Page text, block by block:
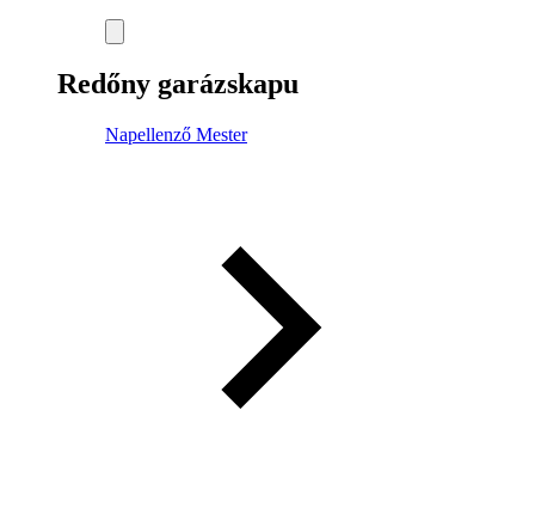
Redőny garázskapu
Napellenző Mester